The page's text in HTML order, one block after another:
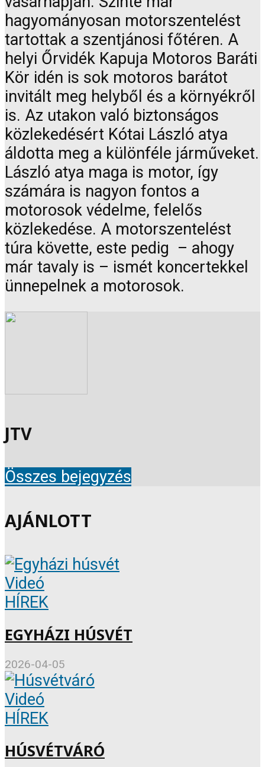
hagyományosan motorszentelést
tartottak a szentjánosi főtéren. A
helyi Őrvidék Kapuja Motoros Baráti
Kör idén is sok motoros barátot
invitált meg helyből és a környékről
is. Az utakon való biztonságos
közlekedésért Kótai László atya
áldotta meg a különféle járműveket.
László atya maga is motor, így
számára is nagyon fontos a
motorosok védelme, felelős
közlekedése. A motorszentelést
túra követte, este pedig – ahogy
már tavaly is – ismét koncertekkel
ünnepelnek a motorosok.
JTV
Összes bejegyzés
AJÁNLOTT
Videó
HÍREK
EGYHÁZI HÚSVÉT
2026-04-05
Videó
HÍREK
HÚSVÉTVÁRÓ